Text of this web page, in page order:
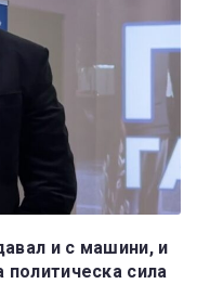
и с машини, и
сила